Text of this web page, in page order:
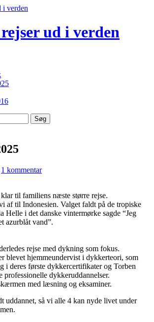
ud i verden
1 kommentar
til familiens næste større rejse.
af til Indonesien. Valget faldt på de tropiske
Helle i det danske vintermørke sagde “Jeg
azurblåt vand”.
rejse med dykning som fokus.
blevet hjemmeundervist i dykkerteori, som
i deres første dykkercertifikater og Torben
professionelle dykkeruddannelser.
med læsning og eksaminer.
uddannet, så vi alle 4 kan nyde livet under